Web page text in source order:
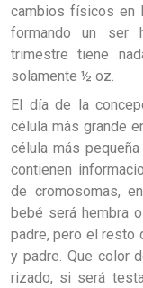
cambios físicos en
formando un ser
trimestre tiene
solamente ½ oz.
El día de la
célula más grande
célula más
contienen
de cromosomas,
bebé será hembra
padre, pero el resto
y padre. Que color
rizado, si será